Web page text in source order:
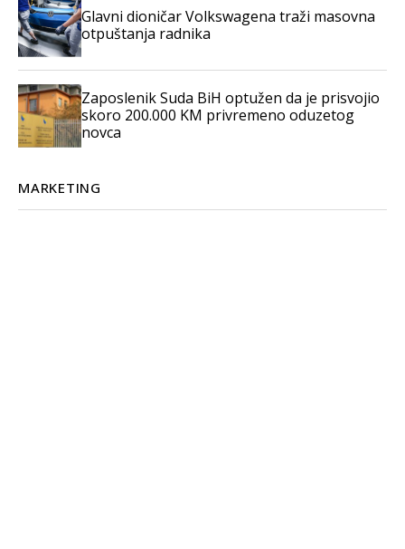
Glavni dioničar Volkswagena traži masovna
otpuštanja radnika
Zaposlenik Suda BiH optužen da je prisvojio
skoro 200.000 KM privremeno oduzetog
novca
MARKETING